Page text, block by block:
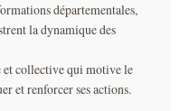
départementales,
la dynamique des
et collective qui motive le
et renforcer ses actions.